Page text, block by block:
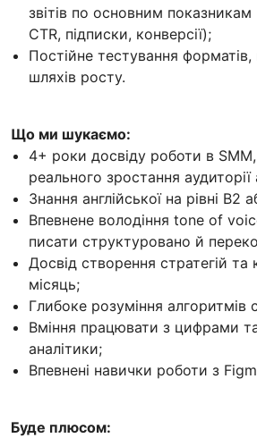
звітів по основним показникам
CTR, підписки, конверсії);
Постійне тестування форматів,
шляхів росту.
Що ми шукаємо:
4+ роки досвіду роботи в
реального зростання
Знання англійської на рівні B2
Впевнене володіння tone of
писати структуровано й
Досвід створення стратегій та
місяць;
Глибоке розуміння
Вміння працювати з цифрами
аналітики;
Впевнені навички роботи з
Буде плюсом: